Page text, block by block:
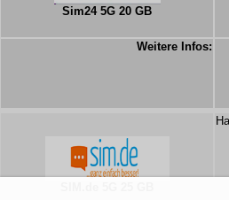
Sim24 5G 20 GB
Weitere Infos: